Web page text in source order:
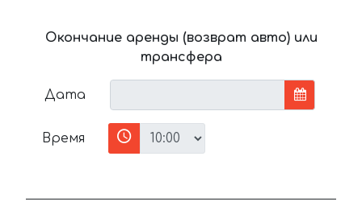
Окончание аренды (возврат авто) или
трансфера
Дата
Время